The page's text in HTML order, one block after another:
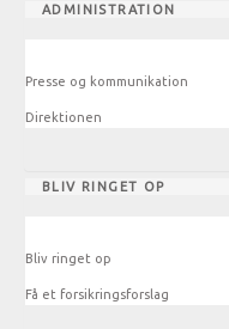
ADMINISTRATION
Presse og kommunikation
Direktionen
BLIV RINGET OP
Bliv ringet op
Få et forsikringsforslag